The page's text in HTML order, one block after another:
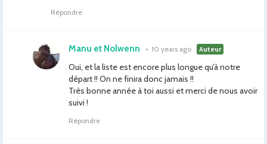
Répondre
Manu et Nolwenn • 10 years ago Auteur
Oui, et la liste est encore plus longue qu’à notre
départ !! On ne finira donc jamais !!
Très bonne année à toi aussi et merci de nous avoir
suivi !
Répondre